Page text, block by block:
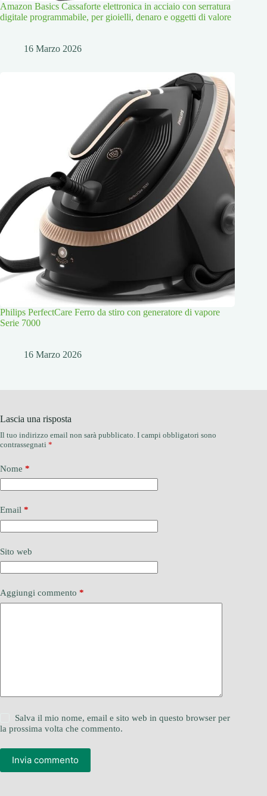
Amazon Basics Cassaforte elettronica in acciaio con serratura
digitale programmabile, per gioielli, denaro e oggetti di valore
16 Marzo 2026
Philips PerfectCare Ferro da stiro con generatore di vapore
Serie 7000
16 Marzo 2026
Lascia una risposta
Il tuo indirizzo email non sarà pubblicato. I campi obbligatori sono
contrassegnati *
Nome *
Email *
Sito web
Aggiungi commento *
Salva il mio nome, email e sito web in questo browser per
la prossima volta che commento.
Invia commento